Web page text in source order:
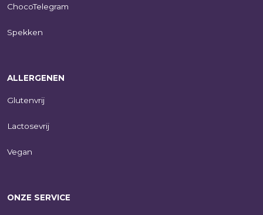
ChocoTelegram
Spekken
ALLERGENEN
Glutenvrij
Lactosevrij
Vegan
ONZE SERVICE